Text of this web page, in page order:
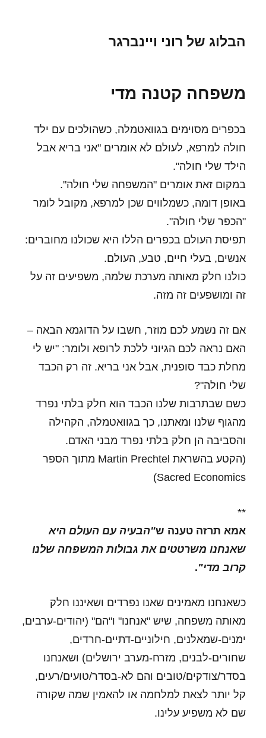
הבלוג של רוני ויינברגר
משפחה קטנה מדי
בכפרים מסוימים בגוואטמלה, כשהולכים עם ילד
חולה למרפא, לעולם לא אומרים "אני בריא אבל
הילד שלי חולה".
במקום זאת אומרים "המשפחה שלי חולה".
באופן דומה, כשמלווים שכן למרפא, מקובל לומר
"הכפר שלי חולה".
תפיסת העולם בכפרים הללו היא שכולנו מחוברים:
אנשים, בעלי חיים, טבע, העולם.
כולנו חלק מאותה מערכת שלמה, משפיעים זה על
זה ומושפעים זה מזה.
אם זה נשמע לכם מוזר, חשבו על הדוגמא הבאה –
האם נראה לכם הגיוני ללכת לרופא ולומר: "יש לי
מחלת כבד סופנית, אבל אני בריא. זה רק הכבד
שלי חולה"?
כשם שבתרבות שלנו הכבד הוא חלק בלתי נפרד
מהגוף שלנו ומאתנו, כך בגוואטמלה, הקהילה
והסביבה הן חלק בלתי נפרד מבני האדם.
(הקטע בהשראת Martin Prechtel מתוך הספר
Sacred Economics)
**
אמא תרזה טענה ש"הבעיה עם העולם היא
שאנחנו משרטטים את גבולות המשפחה שלנו
קרוב מדי".
כשאנחנו מאמינים שאנו נפרדים ושאיננו חלק
מאותה משפחה, שיש "אנחנו" ו"הם" (יהודים-ערבים,
ימנים-שמאלנים, חילוניים-דתיים-חרדים,
שחורים-לבנים, מזרח-מערב ירושלים) ושאנחנו
בסדר/צודקים/טובים והם לא-בסדר/טועים/רעים,
קל יותר לצאת למלחמה או להאמין שמה שקורה
שם לא משפיע עלינו.